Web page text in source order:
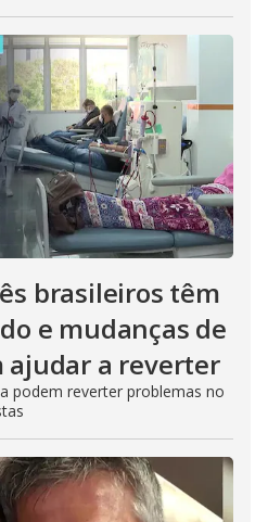
brasileiros têm
e mudanças de
ajudar a reverter
podem reverter problemas no